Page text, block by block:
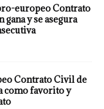
europeo Contrato
y se asegura
Contrato Civil de
como favorito y